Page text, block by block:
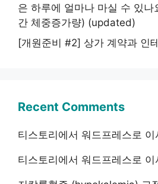
은 하루에 얼마나 마실 수 있나
간 체중증가량) (updated)
[개원준비 #2] 상가 계약과 인
Recent Comments
티스토리에서 워드프레스로 이
티스토리에서 워드프레스로 이